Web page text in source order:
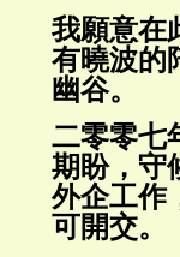
我願意在
有曉波的
幽谷。
二零零七
期盼，守
外企工作
可開交。